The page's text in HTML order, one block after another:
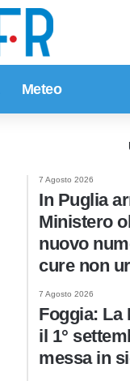
Meteo
7 Agosto 2026
In Puglia
Ministero
nuovo
cure non
7 Agosto 2026
Foggia: La
il 1°
messa in